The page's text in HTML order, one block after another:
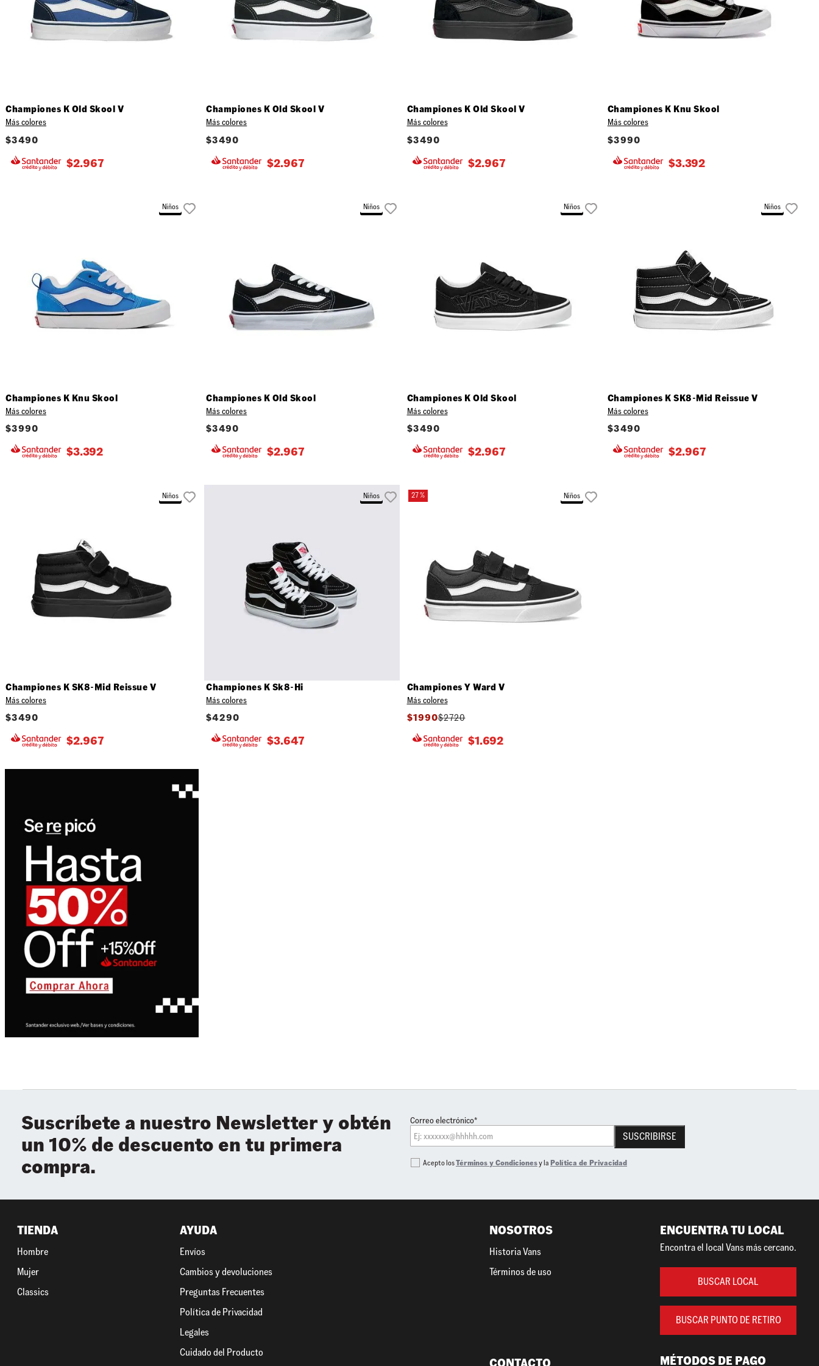
31.5 (01.0)
32 (01.5)
Championes K Old Skool V
Más colores
$3490
$2.967
Championes K Old Skool V
Más colores
$3490
$2.967
Championes K Old Skool V
Más colores
$3490
$2.967
Championes K Knu Skool
Más colores
$3990
$3.392
Niños
Championes K Knu Skool
Más colores
$3990
$3.392
Niños
Championes K Old Skool
Más colores
$3490
$2.967
Niños
Championes K Old Skool
Más colores
$3490
$2.967
Niños
Championes K SK8-Mid Reissue V
Más colores
$3490
$2.967
Niños
Championes K SK8-Mid Reissue V
Más colores
$3490
$2.967
Niños
Championes K Sk8-Hi
Más colores
$4290
$3.647
Niños
27 %
Championes Y Ward V
Más colores
$1990$2720
$1.692
Suscríbete a nuestro Newsletter y obtén
un 10% de descuento en tu primera
compra.
Correo electrónico*
SUSCRIBIRSE
Acepto losTérminos y Condicionesy la Política de Privacidad
TIENDA
Hombre
Mujer
Classics
AYUDA
Envíos
Cambios y devoluciones
Preguntas Frecuentes
Política de Privacidad
Legales
Cuidado del Producto
NOSOTROS
Historia Vans
Términos de uso
ENCUENTRA TU LOCAL
Encontra el local Vans más cercano.
BUSCAR LOCAL
BUSCAR PUNTO DE RETIRO
MÉTODOS DE PAGO
10. loafers